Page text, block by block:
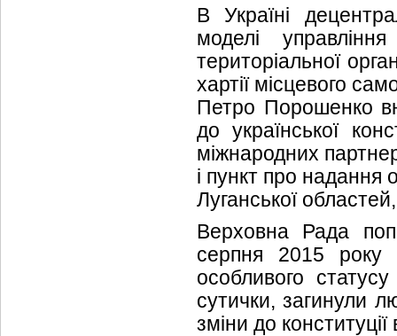
В Україні
моделі
територіальної
хартії місцевого
Петро Порошенко
до української
міжнародних
і пункт про надання
Луганської
Верховна Рада
серпня 2015 року
особливого
сутички, загинули
зміни до конституції